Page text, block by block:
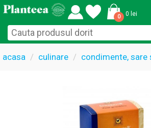
0 0 lei
acasa culinare condimente, sare